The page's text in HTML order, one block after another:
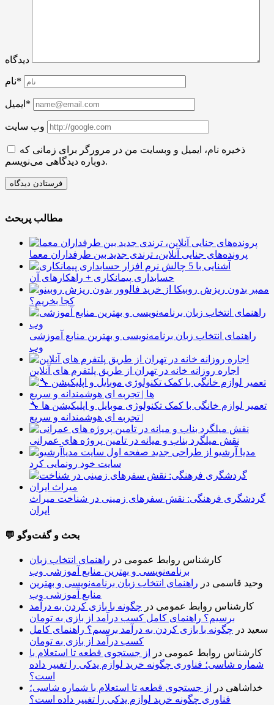
دیدگاه
نام*
ایمیل*
وب سایت
ذخیره نام، ایمیل و وبسایت من در مرورگر برای زمانی که
دوباره دیدگاهی می‌نویسم.
مطالب پربحث
پرونده‌های جنایی آنلاین، ترندی جدید بین طرفداران معما
آشنایی با 5 چالش
حسابداری پیمانکاری + راهکارهای آن
ممبر بدون ریزش روبیکا از
کجا بخریم؟
راهنمای انتخاب زبان برنامه‌نویسی و بهترین منابع آموزشی
وب
اجاره روزانه خانه در تهران از طریق پلتفرم های آنلاین
🔧 تعمیر لوازم خانگی با کمک تکنولوژی موبایل و اپلیکیشن ها
| تجربه ای هوشمندانه و سریع
نقش میلگرد بناب و میانه در تامین پروژه های عمرانی
مدیا آرشیو از طراحی جدید
سایت خود رونمایی کرد
گردشگری فرهنگی: نقش سفرهای زمینی در شناخت میراث
ایران
💬 بحث و گفت‌وگو
کارشناس روابط عمومی در راهنمای انتخاب زبان
برنامه‌نویسی و بهترین منابع آموزشی وب
وحید قاسمی در راهنمای انتخاب زبان برنامه‌نویسی و بهترین
منابع آموزشی وب
کارشناس روابط عمومی در چگونه با بازی کردن به درآمد
برسیم؟ راهنمای کامل کسب درآمد از بازی به تومان
سعید در چگونه با بازی کردن به درآمد برسیم؟ راهنمای کامل
کسب درآمد از بازی به تومان
کارشناس روابط عمومی در
از جستجوی قطعه تا استعلام با
شماره شاسی؛ فناوری چگونه خرید لوازم یدکی را تغییر داده
است؟
خداشاهی در
از جستجوی قطعه تا استعلام با شماره شاسی؛
فناوری چگونه خرید لوازم یدکی را تغییر داده است؟